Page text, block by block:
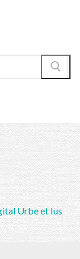
Urbe et Ius